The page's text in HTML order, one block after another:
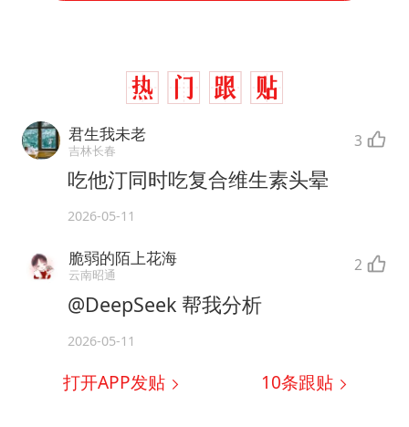
君生我未老
吉林长春 3
吃他汀同时吃复合维生素头晕
2026-05-11
脆弱的陌上花海
云南昭通 2
@DeepSeek 帮我分析
2026-05-11
打开APP发贴 10条跟贴